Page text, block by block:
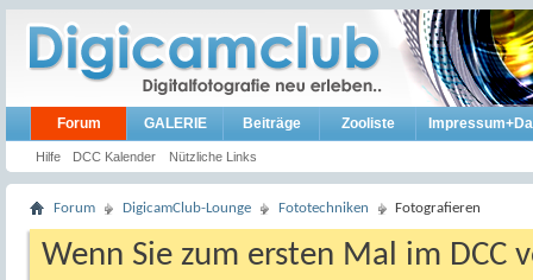
Forum
Hilfe DCC Kalender Nützliche Links
GALERIE Beiträge Zooliste
Forum DigicamClub-Lounge Fototechniken Fotografieren
Wenn Sie zum ersten Mal im DCC